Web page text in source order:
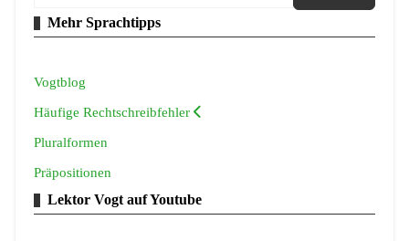
Mehr Sprachtipps
Vogtblog
Häufige Rechtschreibfehler
Pluralformen
Präpositionen
Lektor Vogt auf Youtube